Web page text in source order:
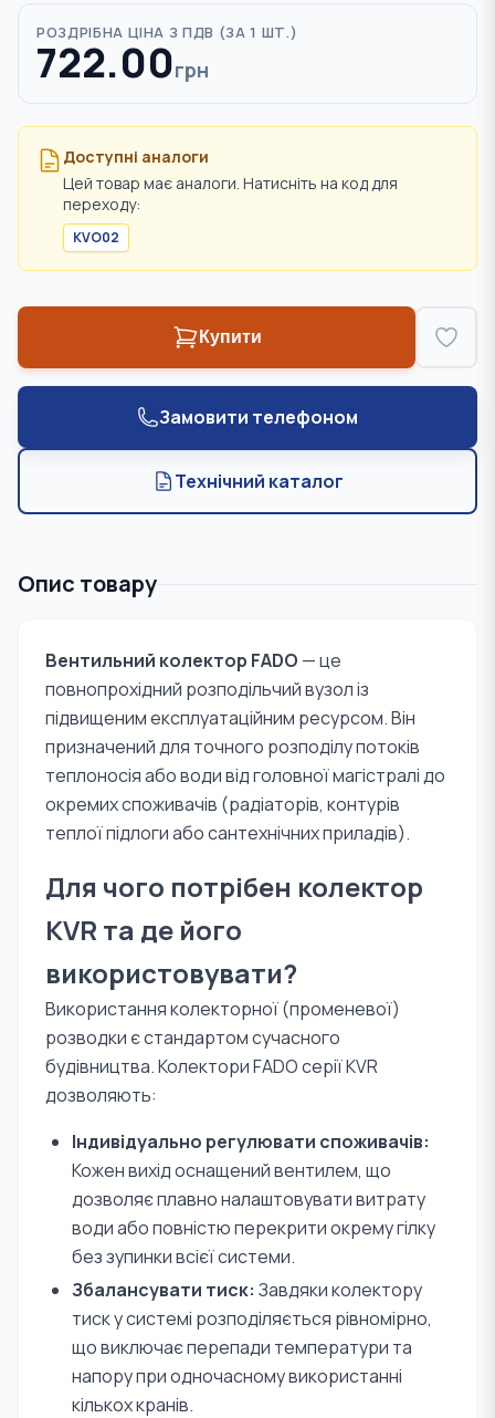
РОЗДРІБНА ЦІНА З ПДВ (ЗА 1 ШТ.)
722.00грн
Доступні аналоги
Цей товар має аналоги. Натисніть на код для
переходу:
KVO02
Купити
Замовити телефоном
Технічний каталог
Опис товару
Вентильний колектор FADO — це
повнопрохідний розподільчий вузол із
підвищеним експлуатаційним ресурсом. Він
призначений для точного розподілу потоків
теплоносія або води від головної магістралі до
окремих споживачів (радіаторів, контурів
теплої підлоги або сантехнічних приладів).
Для чого потрібен колектор
KVR та де його
використовувати?
Використання колекторної (променевої)
розводки є стандартом сучасного
будівництва. Колектори FADO серії KVR
дозволяють:
Індивідуально регулювати споживачів:
Кожен вихід оснащений вентилем, що
дозволяє плавно налаштовувати витрату
води або повністю перекрити окрему гілку
без зупинки всієї системи.
Збалансувати тиск: Завдяки колектору
тиск у системі розподіляється рівномірно,
що виключає перепади температури та
напору при одночасному використанні
кількох кранів.